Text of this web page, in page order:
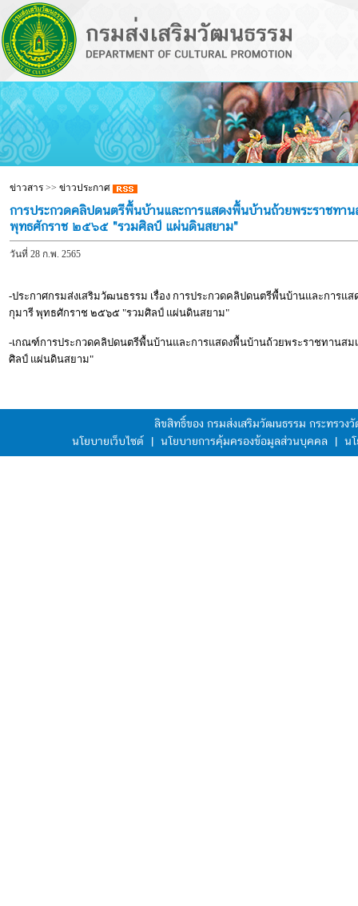
ข่าวสาร>> ข่าวประกาศ
การประกวดคลิปดนตรีพื้นบ้านและการแสดงพื้นบ้านถ้วยพระราชทา
พุทธศักราช ๒๕๖๕ "รวมศิลป์ แผ่นดินสยาม"
วันที่ 28 ก.พ. 2565
-ประกาศกรมส่งเสริมวัฒนธรรม เรื่อง การประกวดคลิปดนตรีพื้นบ้านและการ
กุมารี พุทธศักราช ๒๕๖๕ "รวมศิลป์ แผ่นดินสยาม"
-เกณฑ์การประกวดคลิปดนตรีพื้นบ้านและการแสดงพื้นบ้านถ้วยพระราชทานส
ศิลป์ แผ่นดินสยาม"
ลิขสิทธิ์ของ กรมส่งเสริมวัฒนธรรม กระทรว
นโยบายเว็บไซต์
| นโยบายการคุ้มครองข้อมูลส่วนบุคคล | น